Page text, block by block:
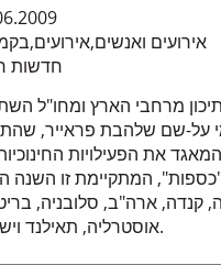
אירועים ואנשים,אירועים,
חדשות
תיכון מרחבי הארץ ומחו"ל
על-שם שלהבת פראייר,
המאגד את הפעילויות
קנדה, ארה"ב, סלובניה,
אוסטרליה, תאילנד וישראל.